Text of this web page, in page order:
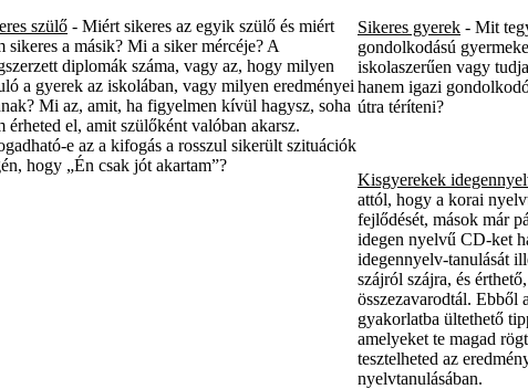
szülő - Miért sikeres az egyik szülő és miért
sikeres a másik? Mi a siker mércéje? A
diplomák száma, vagy az, hogy milyen
a gyerek az iskolában, vagy milyen eredményei
Mi az, amit, ha figyelmen kívül hagysz, soha
érheted el, amit szülőként valóban akarsz.
e az a kifogás a rosszul sikerült szituációk
hogy „Én csak jót akartam”?
Sikeres gyerek - Mit
gondolkodású
iskolaszerűen vagy
hanem igazi
útra téríteni?
Kisgyerekek
attól, hogy a korai
fejlődését, mások már
idegen nyelvű CD-ket
idegennyelv-tanulását
szájról szájra, és
összezavarodtál. Ebből
gyakorlatba ültethető
amelyeket te magad
tesztelheted az
nyelvtanulásában.